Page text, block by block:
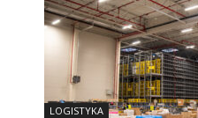
LOGISTYKA